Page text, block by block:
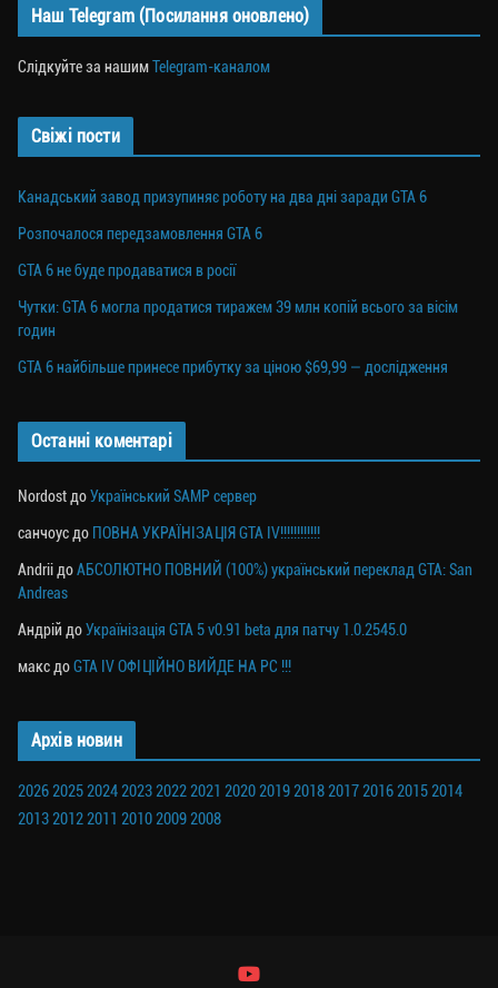
Наш Telegram (Посилання оновлено)
Слідкуйте за нашимTelegram-каналом
Свіжі пости
Канадський завод призупиняє роботу на два дні заради GTA 6
Розпочалося передзамовлення GTA 6
GTA 6 не буде продаватися в росії
Чутки: GTA 6 могла продатися тиражем 39 млн копій всього за вісім
годин
GTA 6 найбільше принесе прибутку за ціною $69,99 — дослідження
Останні коментарі
NordostдоУкраїнський SAMP сервер
санчоусдо ПОВНА УКРАЇНІЗАЦІЯ GTA IV!!!!!!!!!!!!
AndriiдоАБСОЛЮТНО ПОВНИЙ (100%) український переклад GTA: San
Andreas
Андрій доУкраїнізація GTA 5 v0.91 beta для патчу 1.0.2545.0
максдоGTA IV ОФІЦІЙНО ВИЙДЕ НА PC !!!
Архів новин
202620252024202320222021 2020201920182017201620152014
201320122011 201020092008